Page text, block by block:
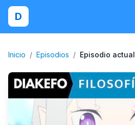
D
Inicio / Episodios / Episodio actual